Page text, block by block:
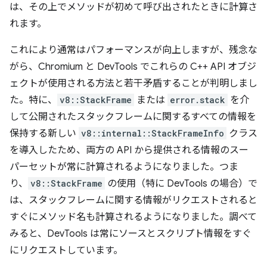
は、その上でメソッドが初めて呼び出されたときに計算さ
れます。
これにより通常はパフォーマンスが向上しますが、残念な
がら、Chromium と DevTools でこれらの C++ API オブジ
ェクトが使用される方法と若干矛盾することが判明しまし
た。特に、
v8::StackFrame または error.stack を介
して公開されたスタックフレームに関するすべての情報を
保持する新しい v8::internal::StackFrameInfo クラス
を導入したため、両方の API から提供される情報のスー
パーセットが常に計算されるようになりました。つま
り、
v8::StackFrame の使用（特に DevTools の場合）で
は、スタックフレームに関する情報がリクエストされると
すぐにメソッド名も計算されるようになりました。調べて
みると、DevTools は常にソースとスクリプト情報をすぐ
にリクエストしています。